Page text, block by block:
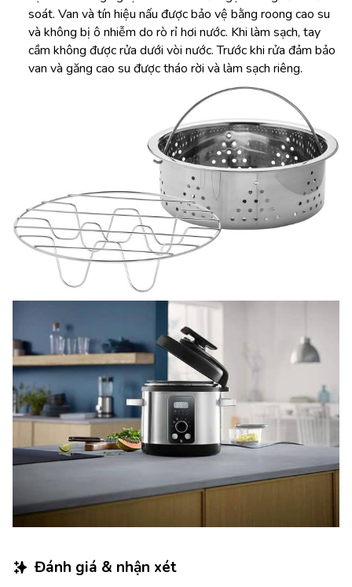
soát. Van và tín hiệu nấu được bảo vệ bằng roong cao su
và không bị ô nhiễm do rò rỉ hơi nước. Khi làm sạch, tay
cầm không được rửa dưới vòi nước. Trước khi rửa đảm bảo
van và găng cao su được tháo rời và làm sạch riêng.
Đánh giá & nhận xét